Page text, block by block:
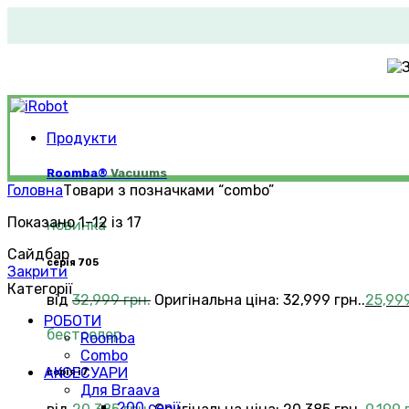
Продукти
Roomba®Vacuums
новинка
серія 705
від 32,999грн. Оригінальна ціна: 32,999 грн..
бестселер
серія i7
ГоловнаТовари з позначками “combo”
Показано 1–12 із 17
Сайдбар
Закрити
Категорії
РOБОТИ
Roomba
Combo
АКСЕСУАРИ
Для Braava